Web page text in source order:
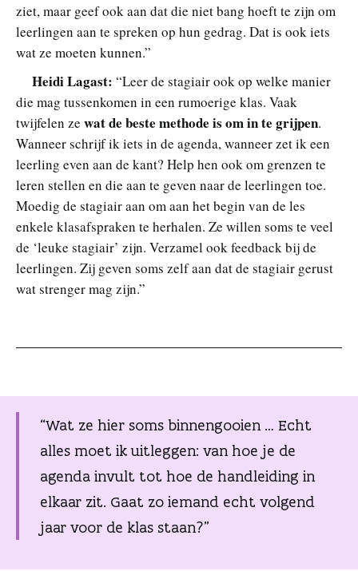
ziet, maar geef ook aan dat die niet bang hoeft te zijn om
leerlingen aan te spreken op hun gedrag. Dat is ook iets
wat ze moeten kunnen.”
Heidi Lagast: “Leer de stagiair ook op welke manier
die mag tussenkomen in een rumoerige klas. Vaak
twijfelen ze wat de beste methode is om in te grijpen.
Wanneer schrijf ik iets in de agenda, wanneer zet ik een
leerling even aan de kant? Help hen ook om grenzen te
leren stellen en die aan te geven naar de leerlingen toe.
Moedig de stagiair aan om aan het begin van de les
enkele klasafspraken te herhalen. Ze willen soms te veel
de ‘leuke stagiair’ zijn. Verzamel ook feedback bij de
leerlingen. Zij geven soms zelf aan dat de stagiair gerust
wat strenger mag zijn.”
“Wat ze hier soms binnengooien … Echt
alles moet ik uitleggen: van hoe je de
agenda invult tot hoe de handleiding in
elkaar zit. Gaat zo iemand echt volgend
jaar voor de klas staan?”